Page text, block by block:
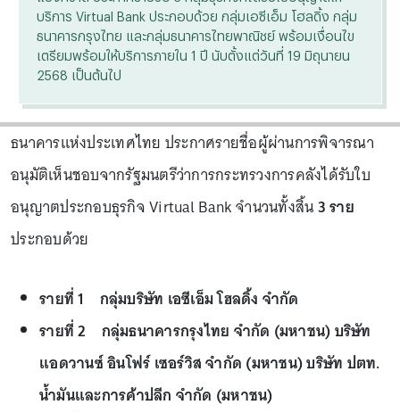
บริการ Virtual Bank ประกอบด้วย กลุ่มเอซีเอ็ม โฮลดิ้ง กลุ่ม
ธนาคารกรุงไทย และกลุ่มธนาคารไทยพาณิชย์ พร้อมเงื่อนไข
เตรียมพร้อมให้บริการภายใน 1 ปี นับตั้งแต่วันที่ 19 มิถุนายน
2568 เป็นต้นไป
ธนาคารแห่งประเทศไทย ประกาศรายชื่อผู้ผ่านการพิจารณา
อนุมัติเห็นชอบจากรัฐมนตรีว่าการกระทรวงการคลังได้รับใบ
อนุญาตประกอบธุรกิจ Virtual Bank จำนวนทั้งสิ้น3 ราย
ประกอบด้วย
รายที่ 1 กลุ่มบริษัท เอซีเอ็ม โฮลดิ้ง จำกัด
รายที่ 2 กลุ่มธนาคารกรุงไทย จำกัด (มหาชน) บริษัท
แอดวานซ์ อินโฟร์ เซอร์วิส จำกัด (มหาชน) บริษัท ปตท.
น้ำมันและการค้าปลีก จำกัด (มหาชน)